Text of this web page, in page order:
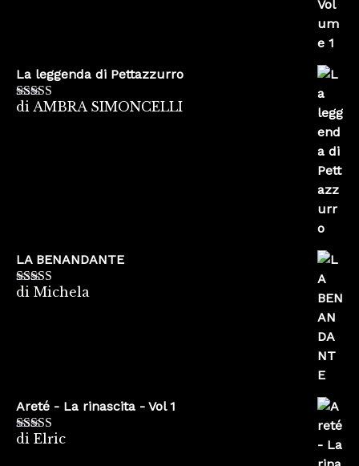
La leggenda di Pettazzurro
Valutato5su
di AMBRA SIMONCELLI
LA BENANDANTE
Valutato5su
di Michela
Areté - La rinascita - Vol 1
Valutato5
di Elric